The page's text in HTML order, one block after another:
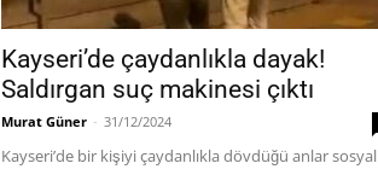
Kayseri’de çaydanlıkla dayak!
Saldırgan suç makinesi çıktı
Murat Güner - 31/12/2024
Kayseri’de bir kişiyi çaydanlıkla dövdüğü anlar sosyal